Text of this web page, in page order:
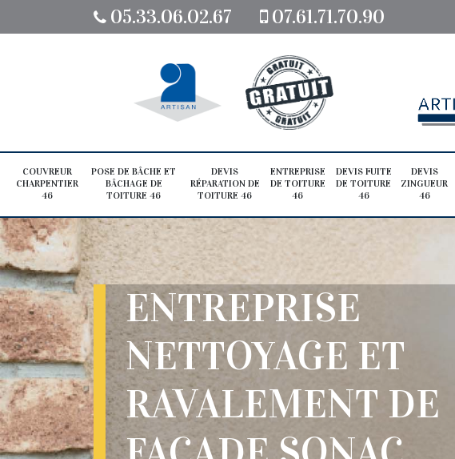
05.33.06.02.67 07.61.71.70.90
COUVREUR
CHARPENTIER
46
POSE DE BÂCHE ET
BÂCHAGE DE
TOITURE 46
DEVIS
RÉPARATION DE
TOITURE 46
ENTREPRISE
DE TOITURE
46
DEVIS FUITE
DE TOITURE
46
DEVIS
ZINGUEUR
46
ENTREPRISE
NETTOYAGE ET
RAVALEMENT DE